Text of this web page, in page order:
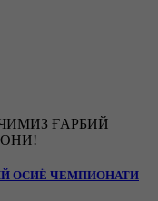
ОСИЁ ЧЕМПИОНАТИ